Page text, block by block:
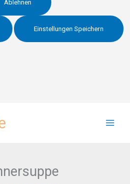
Ablehnen
Einstellungen Speichern